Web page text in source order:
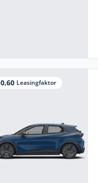
0,60 Leasingfaktor